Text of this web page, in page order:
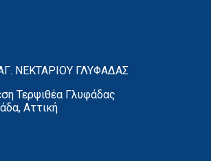
ΝΕΚΤΑΡΙΟΥ ΓΛΥΦΑΔΑΣ
Τερψιθέα Γλυφάδας
Αττική